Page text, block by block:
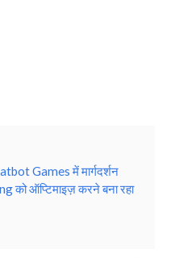
Games में मार्गदर्शन
को ऑप्टिमाइज़ करने बना रहा